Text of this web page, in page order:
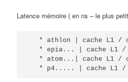
Latence mémoire ( en ns – le plus
* athlon | cache L1 /
* epia... | cache L1
* atom...| cache L1 /
* p4..... | cache L1